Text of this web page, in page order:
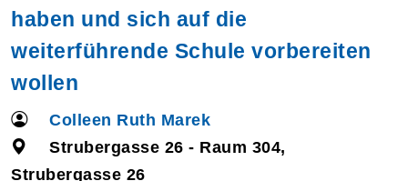
haben und sich auf die
weiterführende Schule vorbereiten
wollen
Colleen Ruth Marek
Strubergasse 26 - Raum 304,
Strubergasse 26